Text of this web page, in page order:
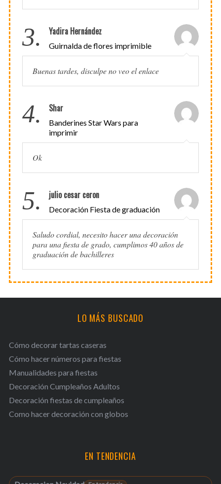
3. Yadira Hernández
Guirnalda de flores imprimible
Buenas tardes, disculpe no veo el enlace
4. Shar
Banderines Star Wars para
imprimir
Ok
5. julio cesar ceron
Decoración Fiesta de graduación
Saludo cordial, necesito hacer una decoración
para una fiesta de grado, cumplimos 40 años de
graduación de bachilleres
LO MÁS BUSCADO
Cómo decorar tartas caseras
Cómo hacer números para fiestas
Manualidades para fiestas
Decoración Cumpleaños Adultos
Decoración fiestas de cumpleaños
Como hacer decoración con globos
EN TENDENCIA